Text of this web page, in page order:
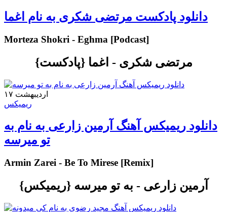
دانلود پادکست مرتضی شکری به نام اغما
Morteza Shokri - Eghma [Podcast]
مرتضی شکری - اغما {پادکست}
۱۷ اردیبهشت
ریمیکس
دانلود ریمیکس آهنگ آرمین زارعی به نام به
تو میرسه
Armin Zarei - Be To Mirese [Remix]
آرمین زارعی - به تو میرسه {ریمیکس}